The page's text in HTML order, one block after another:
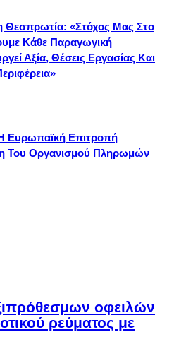
«Στόχος Μας Στο
Κάθε Παραγωγική
Αξία, Θέσεις Εργασίας Και
Επιτροπή
Του Οργανισμού Πληρωμών
οφειλών
ρεύματος με